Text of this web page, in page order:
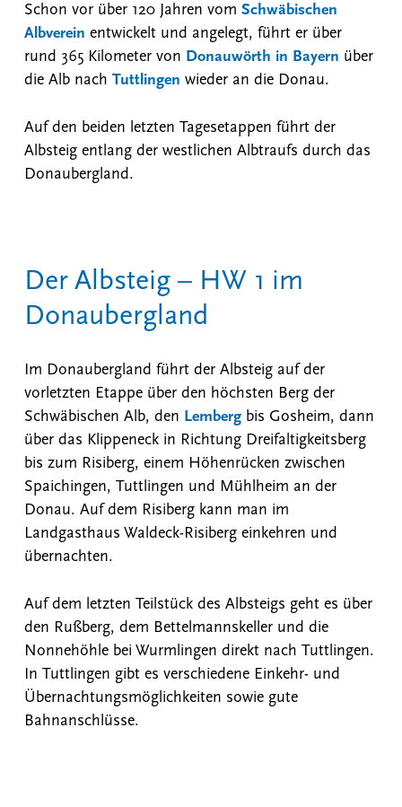
Schon vor über 120 Jahren vom Schwäbischen
Albverein entwickelt und angelegt, führt er über
rund 365 Kilometer von Donauwörth in Bayern über
die Alb nach Tuttlingen wieder an die Donau.
Auf den beiden letzten Tagesetappen führt der
Albsteig entlang der westlichen Albtraufs durch das
Donaubergland.
Der Albsteig – HW 1 im
Donaubergland
Im Donaubergland führt der Albsteig auf der
vorletzten Etappe über den höchsten Berg der
Schwäbischen Alb, den Lembergbis Gosheim, dann
über das Klippeneck in Richtung Dreifaltigkeitsberg
bis zum Risiberg, einem Höhenrücken zwischen
Spaichingen, Tuttlingen und Mühlheim an der
Donau. Auf dem Risiberg kann man im
Landgasthaus Waldeck-Risiberg einkehren und
übernachten.
Auf dem letzten Teilstück des Albsteigs geht es über
den Rußberg, dem Bettelmannskeller und die
Nonnehöhle bei Wurmlingen direkt nach Tuttlingen.
In Tuttlingen gibt es verschiedene Einkehr- und
Übernachtungsmöglichkeiten sowie gute
Bahnanschlüsse.